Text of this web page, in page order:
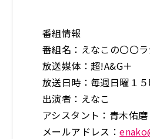
番組情報
番組名：えなこの〇〇
放送媒体：超!A&G＋
放送日時：毎週日曜１
出演者：えなこ
アシスタント：青木佑磨
メールアドレス：